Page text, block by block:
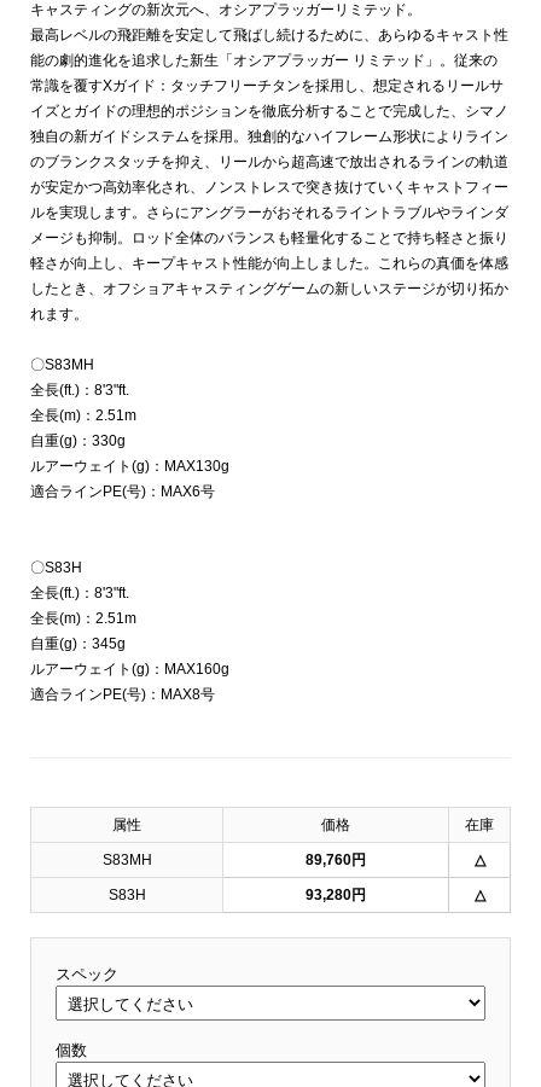
キャスティングの新次元へ、オシアプラッガーリミテッド。
最高レベルの飛距離を安定して飛ばし続けるために、あらゆるキャスト性
能の劇的進化を追求した新生「オシアプラッガー リミテッド」。従来の
常識を覆すXガイド：タッチフリーチタンを採用し、想定されるリールサ
イズとガイドの理想的ポジションを徹底分析することで完成した、シマノ
独自の新ガイドシステムを採用。独創的なハイフレーム形状によりライン
のブランクスタッチを抑え、リールから超高速で放出されるラインの軌道
が安定かつ高効率化され、ノンストレスで突き抜けていくキャストフィー
ルを実現します。さらにアングラーがおそれるライントラブルやラインダ
メージも抑制。ロッド全体のバランスも軽量化することで持ち軽さと振り
軽さが向上し、キープキャスト性能が向上しました。これらの真価を体感
したとき、オフショアキャスティングゲームの新しいステージが切り拓か
れます。
〇S83MH
全長(ft.)：8'3"ft.
全長(m)：2.51m
自重(g)：330g
ルアーウェイト(g)：MAX130g
適合ラインPE(号)：MAX6号
〇S83H
全長(ft.)：8'3"ft.
全長(m)：2.51m
自重(g)：345g
ルアーウェイト(g)：MAX160g
適合ラインPE(号)：MAX8号
属性 価格 在庫
S83MH 89,760円 △
S83H 93,280円 △
スペック
個数